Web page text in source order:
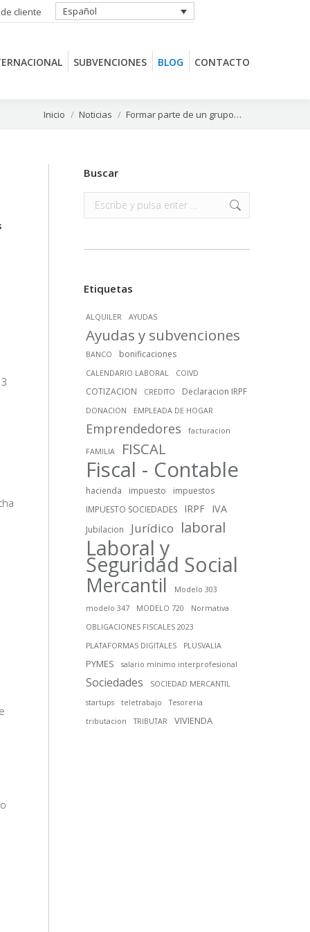
cliente Español
SUBVENCIONES BLOG CONTACTO
Estás aquí:
Inicio Noticias Formar parte de un grupo…
Buscar
Buscar:
Etiquetas
ALQUILER AYUDAS
Ayudas y subvenciones
BANCO bonificaciones
CALENDARIO LABORAL COIVD
COTIZACION CREDITO Declaracion IRPF
DONACION EMPLEADA DE HOGAR
Emprendedores facturacion
FAMILIA FISCAL
Fiscal - Contable
hacienda impuesto
impuestos
IMPUESTO SOCIEDADES
IRPF IVA
Jubilacion Jurídico laboral
Laboral y
Seguridad Social
Mercantil
Modelo 303
modelo 347
MODELO 720
Normativa
OBLIGACIONES FISCALES 2023
PLATAFORMAS DIGITALES
PLUSVALIA
PYMES salario mínimo interprofesional
Sociedades
SOCIEDAD MERCANTIL
startups
teletrabajo
Tesoreria
tributacion
TRIBUTAR VIVIENDA